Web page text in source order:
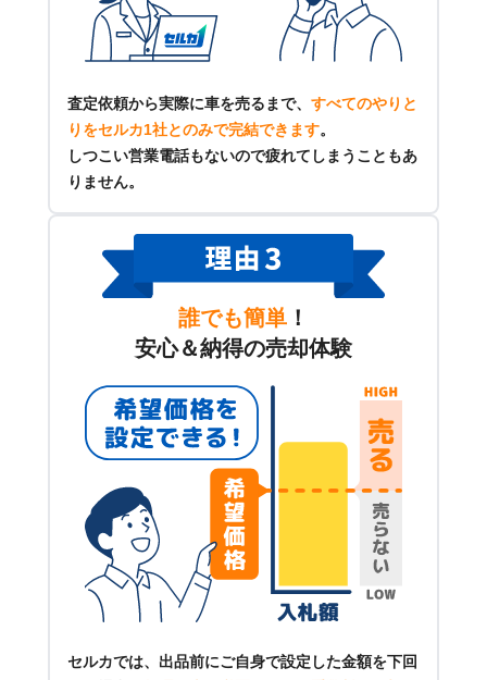
査定依頼から実際に車を売るまで、 すべてのやりと
りをセルカ1社とのみで完結できます。
しつこい営業電話もないので疲れてしまうこともあ
りません。
誰でも簡単 ！
安心＆納得の売却体験
セルカでは、出品前にご自身で設定した金額を下回